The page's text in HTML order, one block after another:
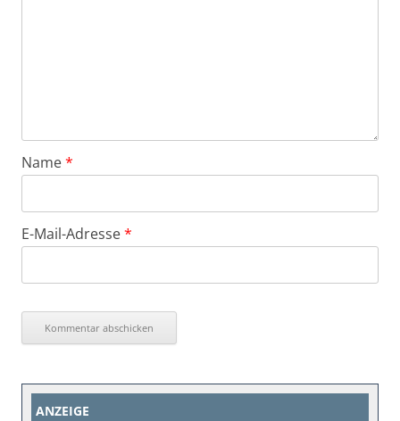
Name*
E-Mail-Adresse*
ANZEIGE